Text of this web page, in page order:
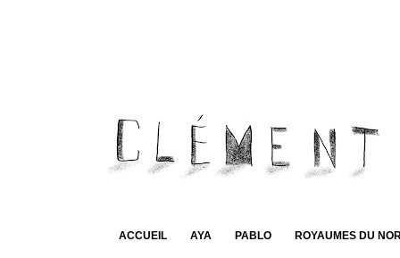
ACCUEIL AYA PABLO ROYAUMES DU